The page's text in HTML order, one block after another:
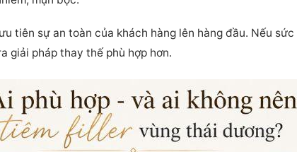
tiên sự an toàn của khách hàng lên hàng đầu. Nếu
giải pháp thay thế phù hợp hơn.